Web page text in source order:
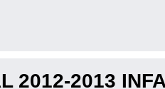
2012-2013